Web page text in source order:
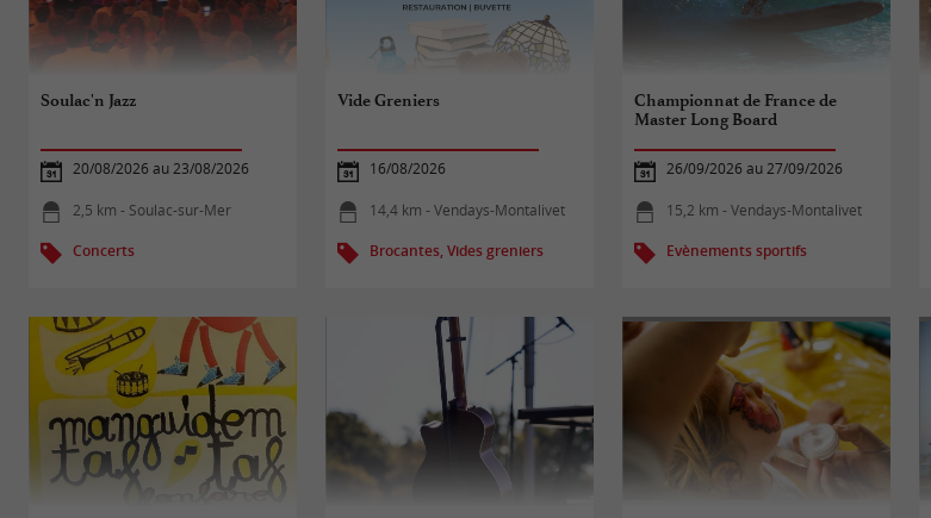
Soulac'n Jazz
20/08/2026 au 23/08/2026
2,5 km - Soulac-sur-Mer
Concerts
Vide Greniers
16/08/2026
14,4 km - Vendays-Montalivet
Brocantes, Vides greniers
Championnat de France de
Master Long Board
26/09/2026 au 27/09/2026
15,2 km - Vendays-Montalivet
Evènements sportifs